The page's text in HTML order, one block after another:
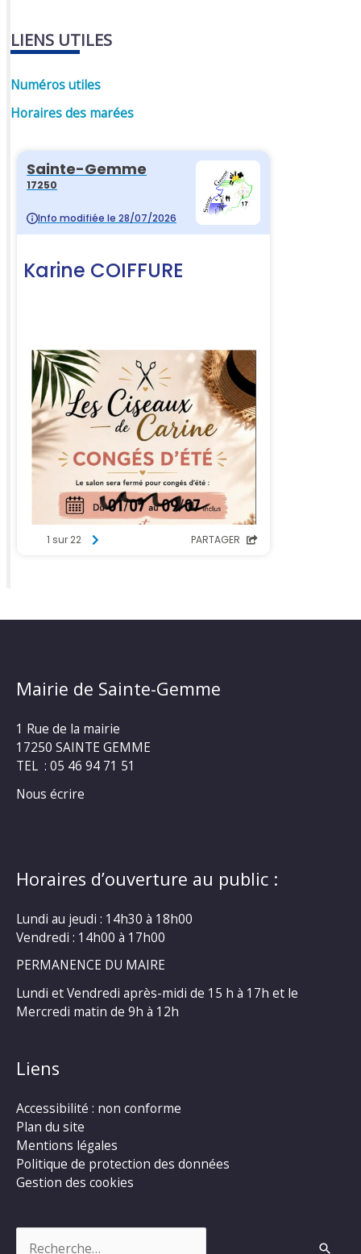
LIENS UTILES
Numéros utiles
Horaires des marées
Mairie de Sainte-Gemme
1 Rue de la mairie
17250 SAINTE GEMME
TEL : 05 46 94 71 51
Nous écrire
Horaires d’ouverture au public :
Lundi au jeudi : 14h30 à 18h00
Vendredi : 14h00 à 17h00
PERMANENCE DU MAIRE
Lundi et Vendredi après-midi de 15 h à 17h et le
Mercredi matin de 9h à 12h
Liens
Accessibilité : non conforme
Plan du site
Mentions légales
Politique de protection des données
Gestion des cookies